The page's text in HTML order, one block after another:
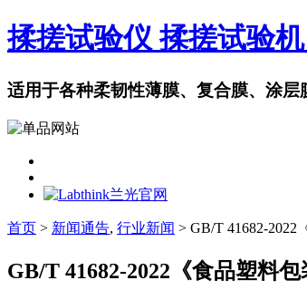
揉搓试验仪 揉搓试验
适用于各种柔韧性薄膜、复合膜、涂
首页 > 新闻通告, 行业新闻 > GB/T 41682-
GB/T 41682-2022《食品塑料